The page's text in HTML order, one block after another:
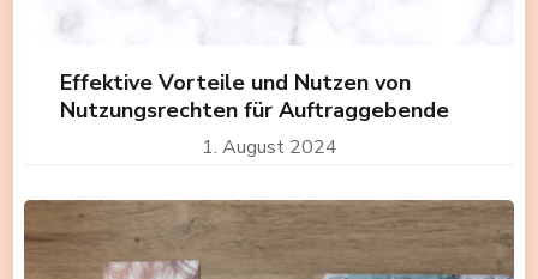
Effektive Vorteile und Nutzen von
Nutzungsrechten für Auftraggebende
1. August 2024